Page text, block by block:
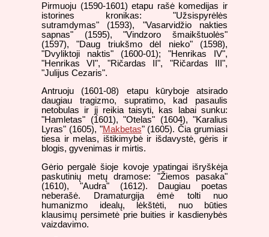
Pirmuoju (1590-1601) etapu rašė komedijas ir
istorines kronikas: "Užsispyrėlės
sutramdymas" (1593), "Vasarvidžio nakties
sapnas" (1595), "Vindzoro šmaikštuolės"
(1597), "Daug triukšmo dėl nieko" (1598),
"Dvyliktoji naktis" (1600-01); "Henrikas IV",
"Henrikas VI", "Ričardas II", "Ričardas III",
"Julijus Cezaris".
Antruoju (1601-08) etapu kūryboje atsirado
daugiau tragizmo, supratimo, kad pasaulis
netobulas ir jį reikia taisyti, kas labai sunku:
"Hamletas" (1601), "Otelas" (1604), "Karalius
Lyras" (1605), "Makbetas" (1605). Čia grumiasi
tiesa ir melas, ištikimybė ir išdavystė, gėris ir
blogis, gyvenimas ir mirtis.
Gėrio pergalė šioje kovoje ypatingai išryškėja
paskutinių metų dramose: "Žiemos pasaka"
(1610), "Audra" (1612). Daugiau poetas
neberašė. Dramaturgija ėmė tolti nuo
humanizmo idealų, lėkštėti, nuo būties
klausimų persimetė prie buities ir kasdienybės
vaizdavimo.